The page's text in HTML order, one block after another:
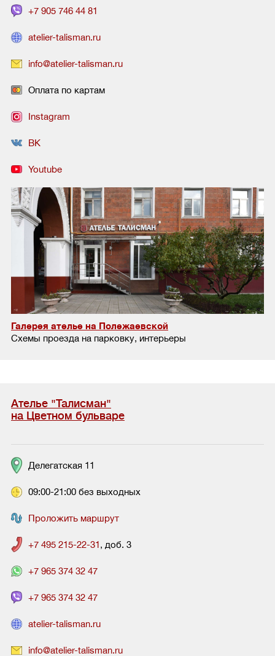
+7 905 746 44 81
atelier-talisman.ru
info@atelier-talisman.ru
Оплата по картам
Instagram
ВК
Youtube
Галерея ателье на Полежаевской
Схемы проезда на парковку, интерьеры
Ателье "Талисман"
на Цветном бульваре
Делегатская 11
09:00-21:00 без выходных
Проложить маршрут
+7 495 215-22-31, доб. 3
+7 965 374 32 47
+7 965 374 32 47
atelier-talisman.ru
info@atelier-talisman.ru